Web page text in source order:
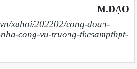
M.ĐẠO
xahoi/202202/cong-doan-
cong-vu-truong-thcsampthpt-